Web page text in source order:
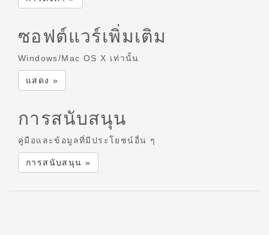
ซอฟต์แวร์เพิ่มเติม
Windows/Mac OS X เท่านั้น
แสดง »
การสนับสนุน
คู่มือและข้อมูลที่มีประโยชน์อื่น ๆ
การสนับสนุน »